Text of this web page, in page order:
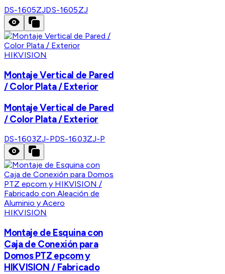
DS-1605ZJDS-1605ZJ
HIKVISION
Montaje Vertical de Pared
/ Color Plata / Exterior
Montaje Vertical de Pared
/ Color Plata / Exterior
DS-1603ZJ-PDS-1603ZJ-P
HIKVISION
Montaje de Esquina con
Caja de Conexión para
Domos PTZ epcom y
HIKVISION / Fabricado